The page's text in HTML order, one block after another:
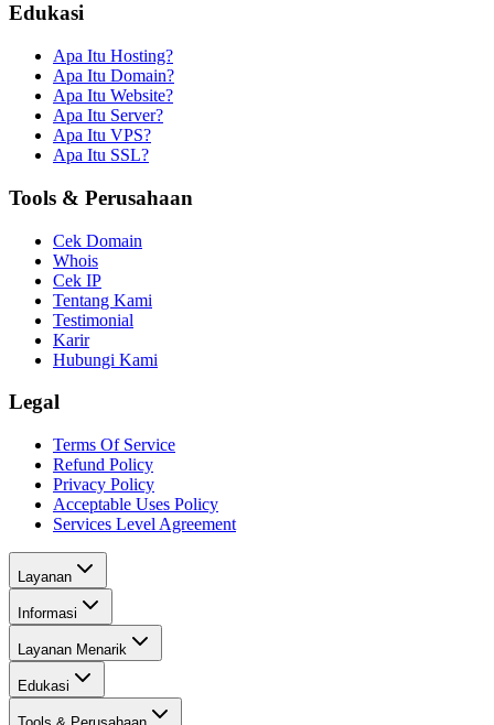
Edukasi
Apa Itu Hosting?
Apa Itu Domain?
Apa Itu Website?
Apa Itu Server?
Apa Itu VPS?
Apa Itu SSL?
Tools & Perusahaan
Cek Domain
Whois
Cek IP
Tentang Kami
Testimonial
Karir
Hubungi Kami
Legal
Terms Of Service
Refund Policy
Privacy Policy
Acceptable Uses Policy
Services Level Agreement
Layanan
Informasi
Layanan Menarik
Edukasi